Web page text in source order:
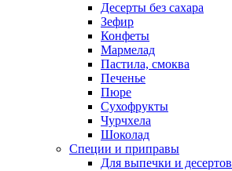
Десерты без сахара
Зефир
Конфеты
Мармелад
Пастила, смоква
Печенье
Пюре
Сухофрукты
Чурчхела
Шоколад
Специи и приправы
Для выпечки и десертов